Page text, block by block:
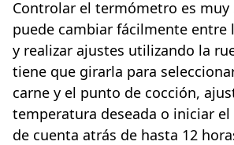
Controlar el termómetro es muy
puede cambiar fácilmente entre
y realizar ajustes utilizando la
tiene que girarla para
carne y el punto de cocción,
temperatura deseada o iniciar
de cuenta atrás de hasta 12